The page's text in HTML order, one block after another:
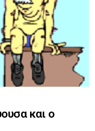
και ο